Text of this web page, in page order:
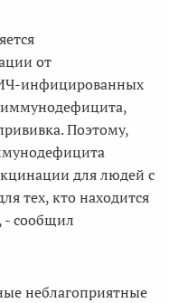
от
инфицированных
иммунодефицита,
Поэтому,
для людей с
тех, кто находится
- сообщил
неблагоприятные